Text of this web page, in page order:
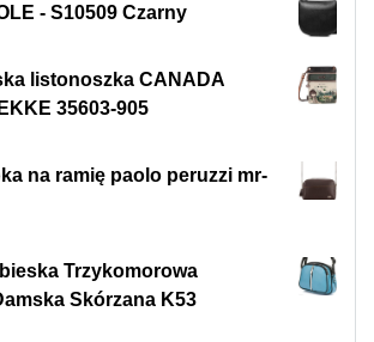
- S10509 Czarny
listonoszka CANADA
35603-905
na ramię paolo peruzzi mr-
Trzykomorowa
Skórzana K53